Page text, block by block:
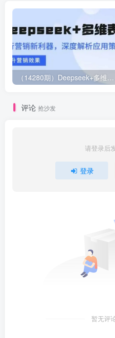
（14280期）Deepseek+多维表格，银行营销新利器，深度解析应用策略，提升营销效果
评论 抢沙发
请登录后
登录
暂无评